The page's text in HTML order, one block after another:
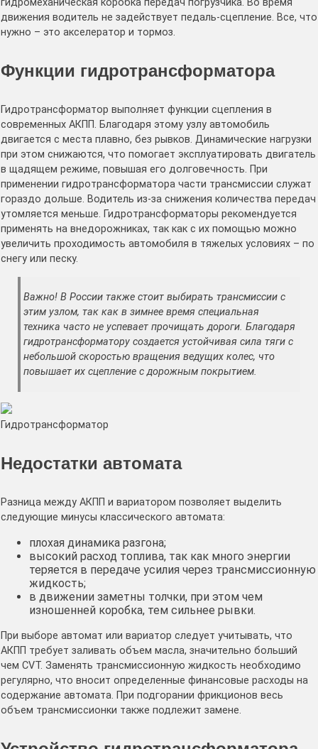
гидромеханическая коробка передач погрузчика. Во время
движения водитель не задействует педаль-сцепление. Все, что
нужно – это акселератор и тормоз.
Функции гидротрансформатора
Гидротрансформатор выполняет функции сцепления в
современных АКПП. Благодаря этому узлу автомобиль
двигается с места плавно, без рывков. Динамические нагрузки
при этом снижаются, что помогает эксплуатировать двигатель
в щадящем режиме, повышая его долговечность. При
применении гидротрансформатора части трансмиссии служат
гораздо дольше. Водитель из-за снижения количества передач
утомляется меньше. Гидротрансформаторы рекомендуется
применять на внедорожниках, так как с их помощью можно
увеличить проходимость автомобиля в тяжелых условиях – по
снегу или песку.
Важно! В России также стоит выбирать трансмиссии с
этим узлом, так как в зимнее время специальная
техника часто не успевает прочищать дороги. Благодаря
гидротрансформатору создается устойчивая сила тяги с
небольшой скоростью вращения ведущих колес, что
повышает их сцепление с дорожным покрытием.
Гидротрансформатор
Недостатки автомата
Разница между АКПП и вариатором позволяет выделить
следующие минусы классического автомата:
плохая динамика разгона;
высокий расход топлива, так как много энергии
теряется в передаче усилия через трансмиссионную
жидкость;
в движении заметны толчки, при этом чем
изношенней коробка, тем сильнее рывки.
При выборе автомат или вариатор следует учитывать, что
АКПП требует заливать объем масла, значительно больший
чем CVT. Заменять трансмиссионную жидкость необходимо
регулярно, что вносит определенные финансовые расходы на
содержание автомата. При подгорании фрикционов весь
объем трансмиссионки также подлежит замене.